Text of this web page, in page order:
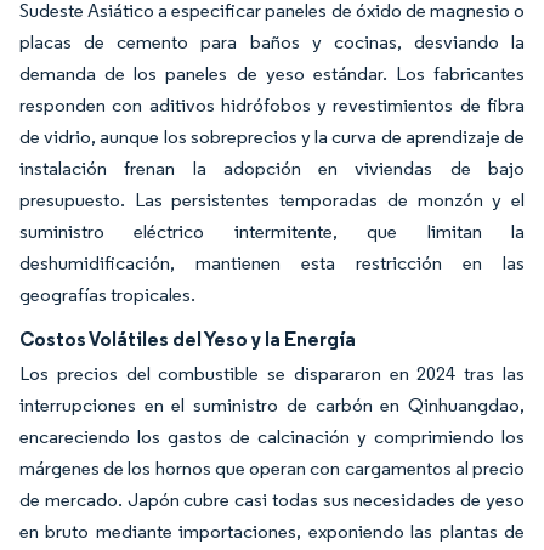
Sudeste Asiático a especificar paneles de óxido de magnesio o
placas de cemento para baños y cocinas, desviando la
demanda de los paneles de yeso estándar. Los fabricantes
responden con aditivos hidrófobos y revestimientos de fibra
de vidrio, aunque los sobreprecios y la curva de aprendizaje de
instalación frenan la adopción en viviendas de bajo
presupuesto. Las persistentes temporadas de monzón y el
suministro eléctrico intermitente, que limitan la
deshumidificación, mantienen esta restricción en las
geografías tropicales.
Costos Volátiles del Yeso y la Energía
Los precios del combustible se dispararon en 2024 tras las
interrupciones en el suministro de carbón en Qinhuangdao,
encareciendo los gastos de calcinación y comprimiendo los
márgenes de los hornos que operan con cargamentos al precio
de mercado. Japón cubre casi todas sus necesidades de yeso
en bruto mediante importaciones, exponiendo las plantas de